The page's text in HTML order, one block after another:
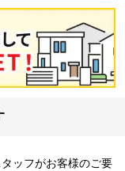
ッフがお客様のご要